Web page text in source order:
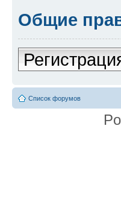
Общие
Список форумов